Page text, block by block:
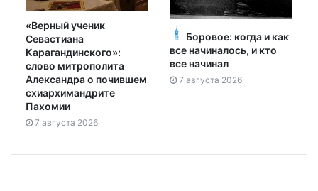
«Верный ученик
Севастиана
Карагандинского»:
слово митрополита
Александра о почившем
схиархимандрите
Пахомии
7 августа 2026
Боровое: когда и как
все начиналось, и кто
все начинал
7 августа 2026